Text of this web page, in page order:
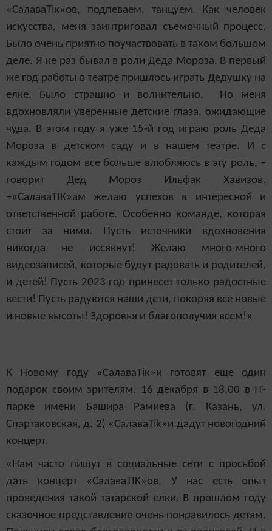
«СалаваТік»ов, подпеваем, танцуем. Как человек
искусства, меня заинтриговал съемочный процесс.
Было очень приятно поучаствовать в таком большом
деле. Я не раз бывал в роли Деда Мороза. В первый
же год работы в театре пришлось играть Дедушку на
елке. Было страшно и волнительно. Но меня
вдохновляли уверенные детские глаза, ожидающие
чуда. В этом году я уже 15-й год играю роль Деда
Мороза в детском саду и в нашем театре. И с
каждым годом все больше влюбляюсь в эту роль, –
говорит Дед Мороз Ильфак Хавизов.
–«СалаваTIK»ам желаю успехов в интересной и
ответственной работе. Особенно команде, которая
стоит за ними. Пусть источники вдохновения
никогда не иссякнут! Желаю много-много
видеозаписей, которые будут радовать и родителей,
и детей! Пусть 2023 год принесет только радостные
вести! Пусть радуются наши дети, покоряя все новые
и новые высоты! Здоровья и благополучия всем!»
К Новому году «СалаваTік»и готовят еще один
подарок своим зрителям. 16 декабря в 18.00 в IT-
парке имени Башира Рамиева (г. Казань, ул.
Спартаковская, д. 2) «СалаваТik»и дадут новогодний
концерт.
«Нам часто пишут в социальные сети с просьбой
дать концерт «Салава TIK»ов. У нас есть опыт
проведения такой татарской елки. В прошлом году
сказочное представление очень понравилось детям.